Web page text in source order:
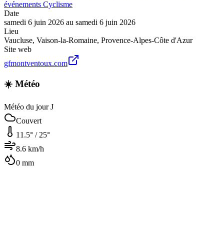
événements Cyclisme
Date
samedi 6 juin 2026 au samedi 6 juin 2026
Lieu
Vaucluse, Vaison-la-Romaine, Provence-Alpes-Côte d'Azur
Site web
gfmontventoux.com
☀️ Météo
Météo du jour J
Couvert
11.5° / 25°
8.6 km/h
0 mm